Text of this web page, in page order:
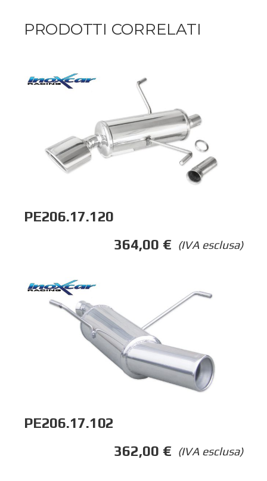
PRODOTTI CORRELATI
PE206.17.120
(IVA esclusa)
364,00 €
PE206.17.102
(IVA esclusa)
362,00 €